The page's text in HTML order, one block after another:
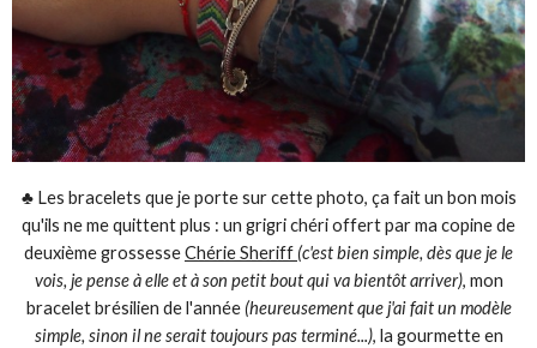
♣ Les bracelets que je porte sur cette photo, ça fait un bon mois
qu'ils ne me quittent plus : un grigri chéri offert par ma copine de
deuxième grossesseChérie Sheriff (c'est bien simple, dès que je le
vois, je pense à elle et à son petit bout qui va bientôt arriver), mon
bracelet brésilien de l'année (heureusement que j'ai fait un modèle
simple, sinon il ne serait toujours pas terminé...), la gourmette en